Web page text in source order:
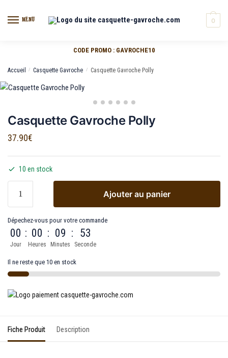
MENU 0
CODE PROMO : GAVROCHE10
Accueil / Casquette Gavroche / Casquette Gavroche Polly
Casquette Gavroche Polly
37.90€
10 en stock
Ajouter au panier
Dépechez-vous pour votre commande
00
Jour
: 00
Heures
: 09
Minutes
: 53
Seconde
Il ne reste que 10 en stock
Fiche Produit Description